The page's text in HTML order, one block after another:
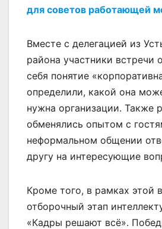
для советов работающей
Вместе с делегацией из
района участники встречи
себя понятие
определили, какой она
нужна организации. Также
обменялись опытом с
неформальном общении
другу на интересующие
Кроме того, в рамках этой
отборочный этап
«Кадры решают всё».